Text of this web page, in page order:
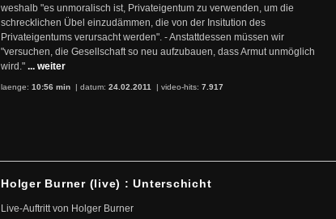
weshalb "es unmoralisch ist, Privateigentum zu verwenden, um die
schrecklichen Übel einzudämmen, die von der Insitution des
Privateigentums verursacht werden". - Anstattdessen müssen wir
"versuchen, die Gesellschaft so neu aufzubauen, dass Armut unmöglich
wird." ... weiter
laenge: 10:56 min | datum: 24.02.2011 | video-hits: 7.917
Holger Burner (live) : Unterschicht
Live-Auftritt von Holger Burner